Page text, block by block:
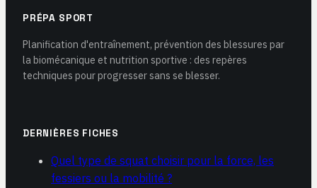
PRÉPA SPORT
Planification d'entraînement, prévention des blessures par
la biomécanique et nutrition sportive : des repères
techniques pour progresser sans se blesser.
DERNIÈRES FICHES
Quel type de squat choisir pour la force, les
fessiers ou la mobilité ?